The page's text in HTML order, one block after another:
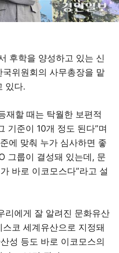
후학을 양성하고 있는 신
위원회의 사무총장을 맡
있다.
재할 때는 탁월한 보편적
기준이 10개 정도 된다”며
에 맞춰 누가 심사하면 좋
그룹이 결성돼 있는데, 문
바로 이코모스다”라고 설
리에게 잘 알려진 문화유산
코 세계유산으로 지정돼
성 등도 바로 이코모스의